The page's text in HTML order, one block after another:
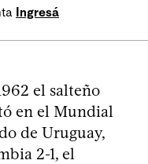
Ingresá
el salteño
en el Mundial
de Uruguay,
2-1, el